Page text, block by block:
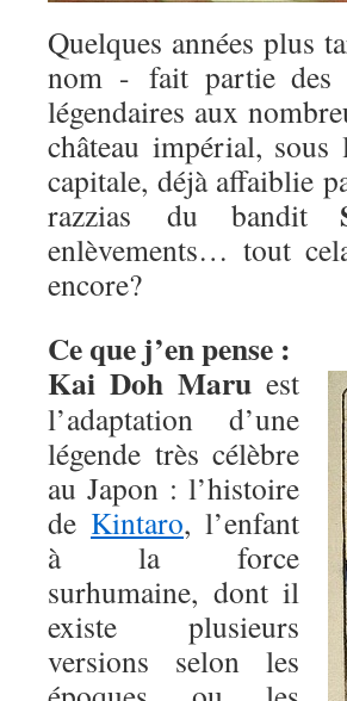
Quelques années plus
nom - fait partie des
légendaires aux
château impérial,
capitale, déjà affaiblie
razzias du bandit
enlèvements… tout
encore?
Ce que j’en pense :
Kai Doh Maru est
l’adaptation d’une
légende très célèbre
au Japon : l’histoire
de Kintaro, l’enfant
à la force
surhumaine, dont il
existe plusieurs
versions selon les